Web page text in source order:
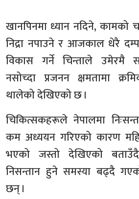
खानपिनमा ध्यान नदिने, कामको
निद्रा नपाउने र आजकाल धेरै
विकास गर्ने चिन्ताले उमेरमै
नसोच्दा प्रजनन क्षमतामा
थालेको देखिएको छ ।
चिकित्सकहरूले नेपालमा
कम अध्ययन गरिएको कारण
भएको जस्तो देखिएको
निसन्तान हुने समस्या बढ्दै
छन् ।